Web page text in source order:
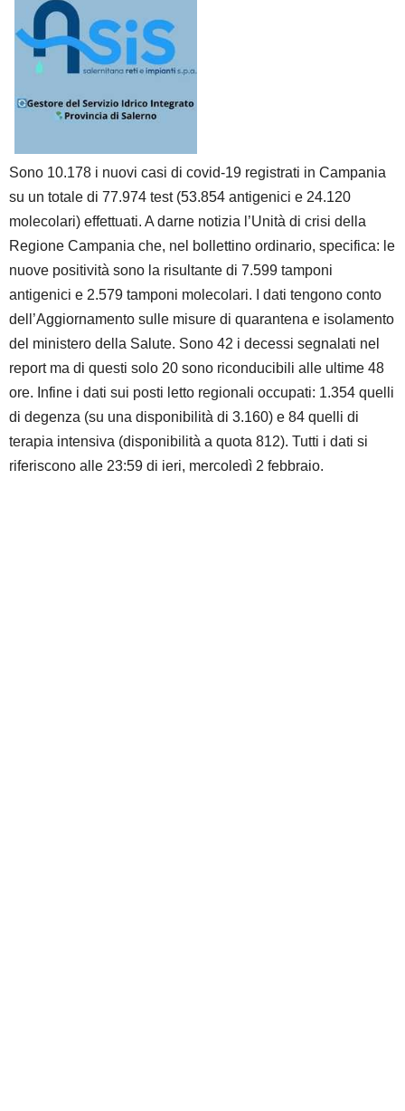
Sono 10.178 i nuovi casi di covid-19 registrati in Campania
su un totale di 77.974 test (53.854 antigenici e 24.120
molecolari) effettuati. A darne notizia l’Unità di crisi della
Regione Campania che, nel bollettino ordinario, specifica: le
nuove positività sono la risultante di 7.599 tamponi
antigenici e 2.579 tamponi molecolari. I dati tengono conto
dell’Aggiornamento sulle misure di quarantena e isolamento
del ministero della Salute. Sono 42 i decessi segnalati nel
report ma di questi solo 20 sono riconducibili alle ultime 48
ore. Infine i dati sui posti letto regionali occupati: 1.354 quelli
di degenza (su una disponibilità di 3.160) e 84 quelli di
terapia intensiva (disponibilità a quota 812). Tutti i dati si
riferiscono alle 23:59 di ieri, mercoledì 2 febbraio.